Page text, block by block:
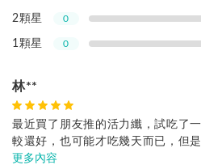
2顆星 0
1顆星 0
林**
最近買了朋友推的活力纖，試吃了
較還好，也可能才吃幾天而已，但
雖然我沒有便O的困擾，不過一直
更多內容